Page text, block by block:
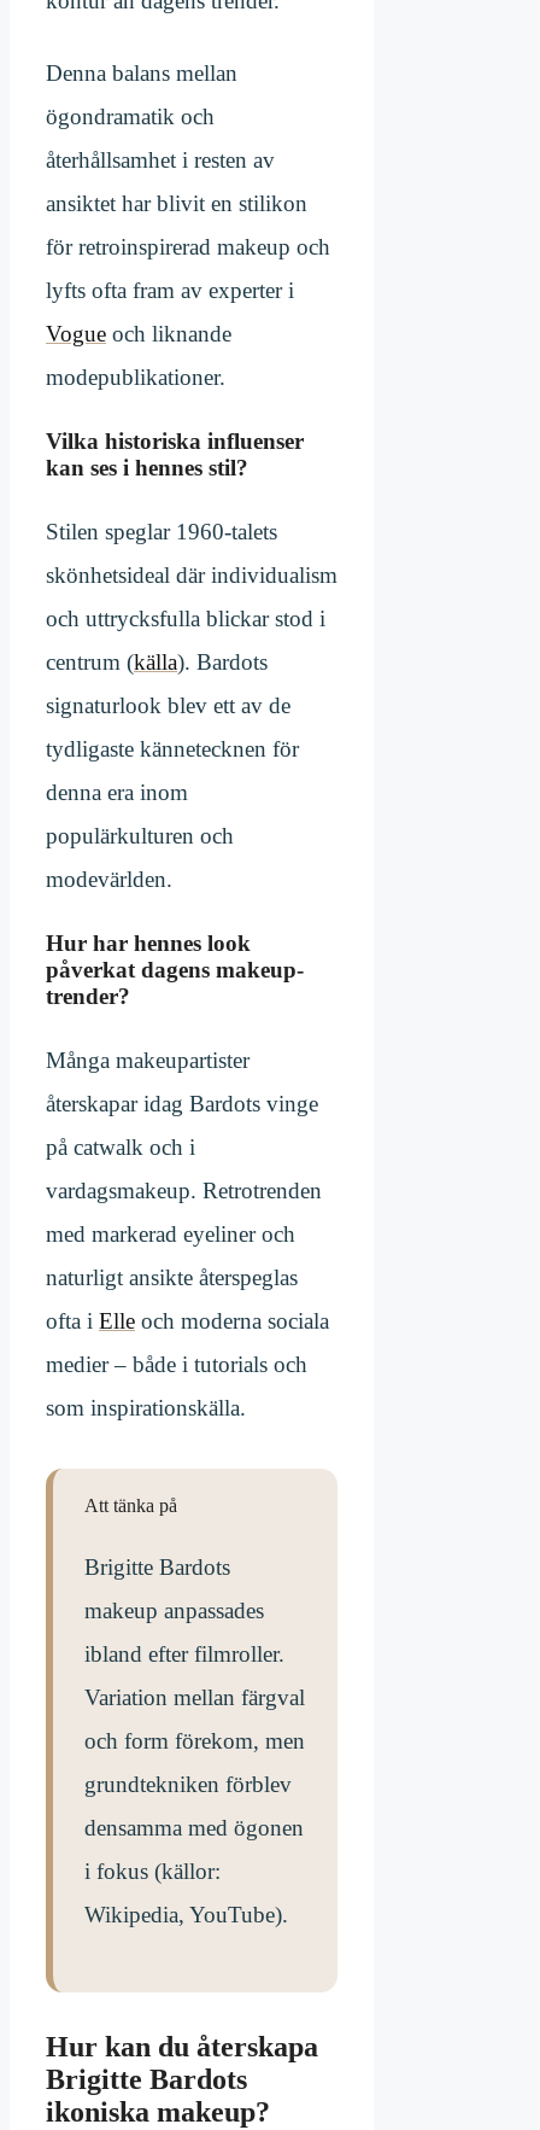
Denna balans mellan
ögondramatik och
återhållsamhet i resten av
ansiktet har blivit en stilikon
för retroinspirerad makeup och
lyfts ofta fram av experter i
Vogue och liknande
modepublikationer.
Vilka historiska influenser
kan ses i hennes stil?
Stilen speglar 1960-talets
skönhetsideal där individualism
och uttrycksfulla blickar stod i
centrum (källa). Bardots
signaturlook blev ett av de
tydligaste kännetecknen för
denna era inom
populärkulturen och
modevärlden.
Hur har hennes look
påverkat dagens makeup-
trender?
Många makeupartister
återskapar idag Bardots vinge
på catwalk och i
vardagsmakeup. Retrotrenden
med markerad eyeliner och
naturligt ansikte återspeglas
ofta i Elle och moderna sociala
medier – både i tutorials och
som inspirationskälla.
Att tänka på
Brigitte Bardots
makeup anpassades
ibland efter filmroller.
Variation mellan färgval
och form förekom, men
grundtekniken förblev
densamma med ögonen
i fokus (källor:
Wikipedia, YouTube).
Hur kan du återskapa
Brigitte Bardots
ikoniska makeup?